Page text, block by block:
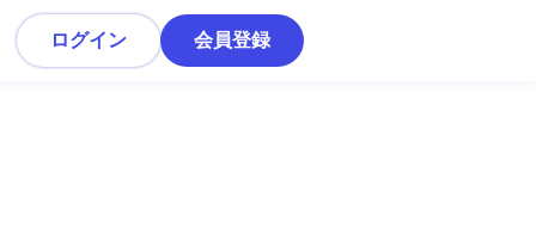
ログイン 会員登録